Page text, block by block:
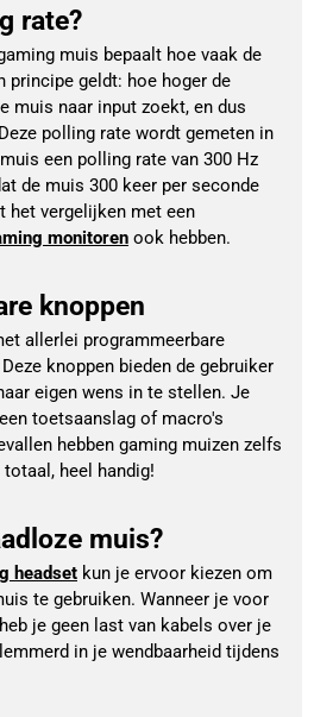
rate?
muis bepaalt hoe vaak de
principe geldt: hoe hoger de
muis naar input zoekt, en dus
polling rate wordt gemeten in
een polling rate van 300 Hz
de muis 300 keer per seconde
het vergelijken met een
monitoren ook hebben.
knoppen
allerlei programmeerbare
knoppen bieden de gebruiker
eigen wens in te stellen. Je
toetsaanslag of macro's
hebben gaming muizen zelfs
heel handig!
muis?
headset kun je ervoor kiezen om
te gebruiken. Wanneer je voor
je geen last van kabels over je
in je wendbaarheid tijdens